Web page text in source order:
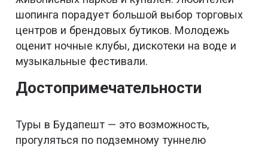
шопинга порадует большой выбор торговых
центров и брендовых бутиков. Молодежь
оценит ночные клубы, дискотеки на воде и
музыкальные фестивали.
Достопримечательности
Туры в Будапешт — это возможность,
прогуляться по подземному туннелю